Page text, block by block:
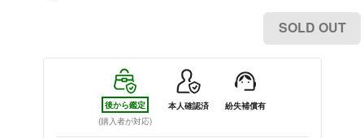
SOLD OUT
後から鑑定
(購入者が対応)
本人確認済 紛失補償有